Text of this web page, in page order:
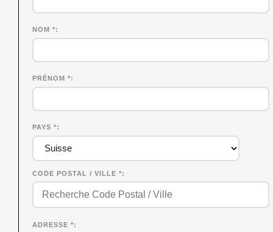
NOM *
PRÉNOM *
PAYS *
CODE POSTAL / VILLE *
ADRESSE *